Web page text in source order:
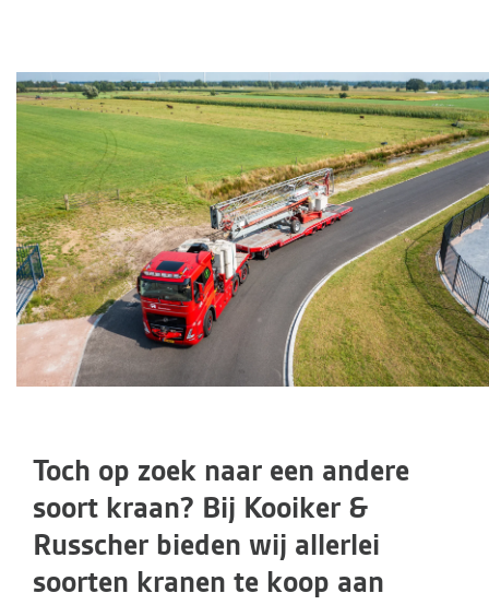
Toch op zoek naar een andere
soort kraan? Bij Kooiker &
Russcher bieden wij allerlei
soorten kranen te koop aan